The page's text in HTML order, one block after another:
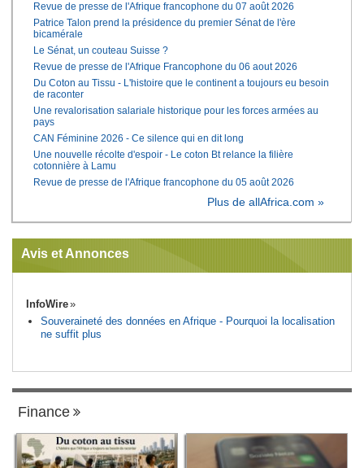
Revue de presse de l'Afrique francophone du 07 août 2026
Patrice Talon prend la présidence du premier Sénat de l'ère
bicamérale
Le Sénat, un couteau Suisse ?
Revue de presse de l'Afrique Francophone du 06 aout 2026
Du Coton au Tissu - L'histoire que le continent a toujours eu besoin
de raconter
Une revalorisation salariale historique pour les forces armées au
pays
CAN Féminine 2026 - Ce silence qui en dit long
Une nouvelle récolte d'espoir - Le coton Bt relance la filière
cotonnière à Lamu
Revue de presse de l'Afrique francophone du 05 août 2026
Plus de allAfrica.com »
Avis et Annonces
InfoWire
Souveraineté des données en Afrique - Pourquoi la localisation
ne suffit plus
Finance